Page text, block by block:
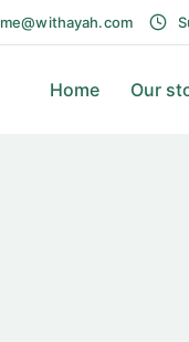
me@withayah.com
Home Our